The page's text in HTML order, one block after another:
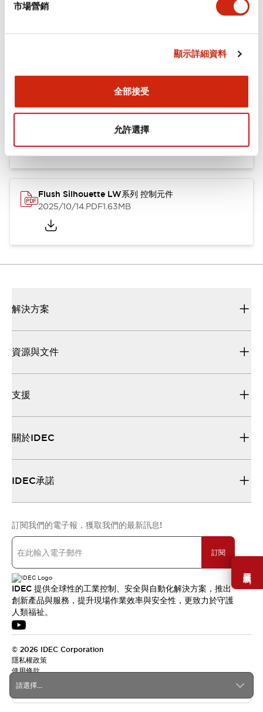
市場營銷
顯示詳細資料
全部接受
允許選擇
需要幫助嗎？
Flush Silhouette LW系列 控制元件 (英文版)
1.23MB
Flush Silhouette LW系列 控制元件
2025/10/14.PDF1.63MB
請選擇...
解決方案
資源與文件
支援
關於IDEC
IDEC承諾
訂閱我們的電子報，獲取我們的最新訊息!
訂閱
IDEC 提供全球性的工業控制、安全與自動化解決方案，推出
創新產品與服務，提升現場作業效率與安全性，更致力於守護
人類福祉。
© 2026 IDEC Corporation
隱私權政策
使用條款
台灣